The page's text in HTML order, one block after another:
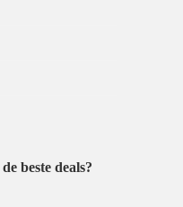
beste deals?